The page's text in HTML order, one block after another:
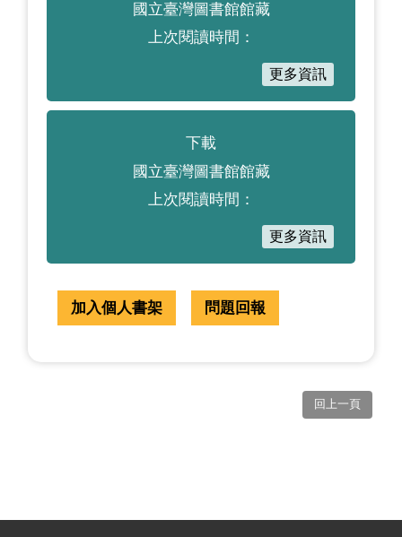
國立臺灣圖書館館藏
上次閱讀時間：
更多資訊
下載
國立臺灣圖書館館藏
上次閱讀時間：
更多資訊
加入個人書架 問題回報
回上一頁